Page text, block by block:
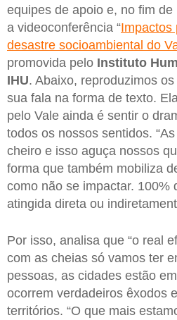
equipes de apoio e, no fim
a videoconferência “Impactos
desastre socioambiental do
promovida pelo Instituto
IHU. Abaixo, reproduzimos
sua fala na forma de texto.
pelo Vale ainda é sentir o
todos os nossos sentidos.
cheiro e isso aguça nossos
forma que também mobiliza
como não se impactar. 100%
atingida direta ou
Por isso, analisa que “o real
com as cheias só vamos ter
pessoas, as cidades estão
ocorrem verdadeiros êxodos
territórios. “O que mais